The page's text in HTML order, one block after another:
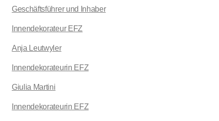
Geschäftsführer und Inhaber
Innendekorateur EFZ
Anja Leutwyler
Innendekorateurin EFZ
Giulia Martini
Innendekorateurin EFZ